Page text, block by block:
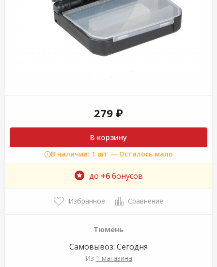
279 ₽
В корзину
В наличии: 1 шт.— Осталось мало
до +6бонусов
Избранное Сравнение
Тюмень
Самовывоз: Сегодня
Из 1 магазина